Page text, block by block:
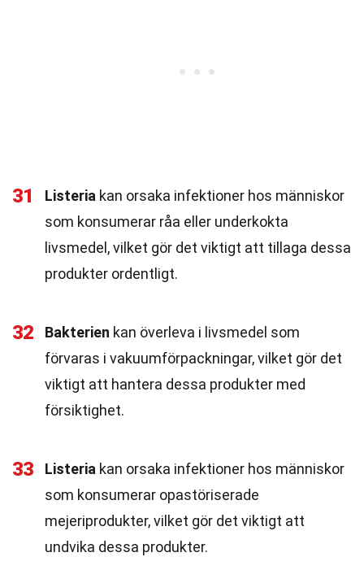
31 Listeria kan orsaka infektioner hos människor
som konsumerar råa eller underkokta
livsmedel, vilket gör det viktigt att tillaga dessa
produkter ordentligt.
32 Bakterien kan överleva i livsmedel som
förvaras i vakuumförpackningar, vilket gör det
viktigt att hantera dessa produkter med
försiktighet.
33 Listeria kan orsaka infektioner hos människor
som konsumerar opastöriserade
mejeriprodukter, vilket gör det viktigt att
undvika dessa produkter.